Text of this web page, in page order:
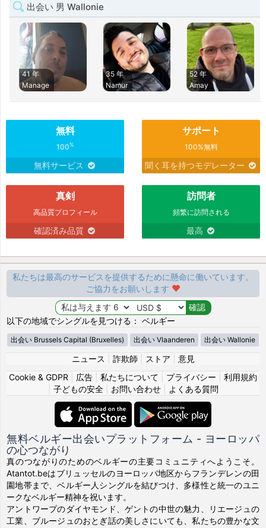
出会い 男 Wallonie
41 年
Manage
35 年
Namur
52 年
Amay
無料
100%
無料サービス
サポート
100%無料
聞く耳を持つモデレーター
真剣
高品質プロフィール
確認済み品質
訪問者
頻繁に訪問される
最高
私たちは最高のサービスを提供するために懸命に働いています。
ご協力をお願いします
以下の地域でシングルを見つける： ベルギー
出会い Brussels Capital (Bruxelles) 出会い Vlaanderen 出会い Wallonie
ニュース 詐欺師 ストア
意見
Cookie & GDPR
広告 私たちについて プライバシー
利用規約
子どもの安全| お問い合わせ| よくある質問
無料ベルギー出会いプラットフォーム - ヨーロッパ
の心つながり
真のつながりのためのベルギーの主要コミュニティへようこそ。
Atantot.beはブリュッセルのヨーロッパ地区からフランデレンの田
園地帯まで、ベルギー人シングルを結びつけ、多様性と統一のユニ
ークなベルギー精神を祝います。
アントワープのダイヤモンド、ゲントの中世の魅力、リエージュの
工業、ブルージュのおとぎ話の美しさにいても、私たちの豊かな文